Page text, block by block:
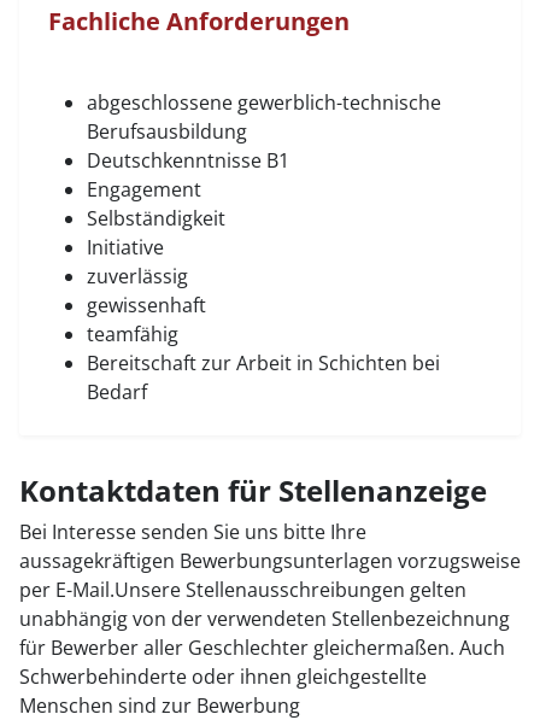
Fachliche Anforderungen
abgeschlossene gewerblich-technische
Berufsausbildung
Deutschkenntnisse B1
Engagement
Selbständigkeit
Initiative
zuverlässig
gewissenhaft
teamfähig
Bereitschaft zur Arbeit in Schichten bei
Bedarf
Kontaktdaten für Stellenanzeige
Bei Interesse senden Sie uns bitte Ihre
aussagekräftigen Bewerbungsunterlagen vorzugsweise
per E-Mail.Unsere Stellenausschreibungen gelten
unabhängig von der verwendeten Stellenbezeichnung
für Bewerber aller Geschlechter gleichermaßen. Auch
Schwerbehinderte oder ihnen gleichgestellte
Menschen sind zur Bewerbung